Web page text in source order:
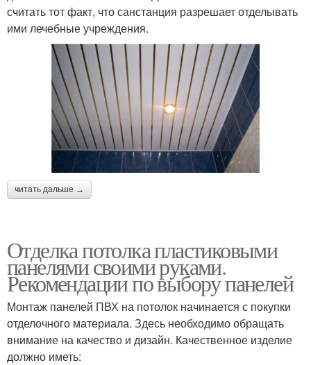
считать тот факт, что санстанция разрешает отделывать
ими лечебные учреждения.
читать дальше →
Отделка потолка пластиковыми
панелями своими руками.
Рекомендации по выбору панелей
Монтаж панелей ПВХ на потолок начинается с покупки
отделочного материала. Здесь необходимо обращать
внимание на качество и дизайн. Качественное изделие
должно иметь: